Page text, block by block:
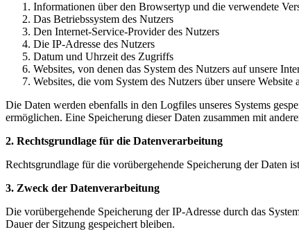
Informationen über den Browsertyp und die verwendete
Das Betriebssystem des Nutzers
Den Internet-Service-Provider des Nutzers
Die IP-Adresse des Nutzers
Datum und Uhrzeit des Zugriffs
Websites, von denen das System des Nutzers auf unsere
Websites, die vom System des Nutzers über unsere Website
Die Daten werden ebenfalls in den Logfiles unseres Systems
ermöglichen. Eine Speicherung dieser Daten zusammen mit
2. Rechtsgrundlage für die Datenverarbeitung
Rechtsgrundlage für die vorübergehende Speicherung der Daten
3. Zweck der Datenverarbeitung
Die vorübergehende Speicherung der IP-Adresse durch das
Dauer der Sitzung gespeichert bleiben.